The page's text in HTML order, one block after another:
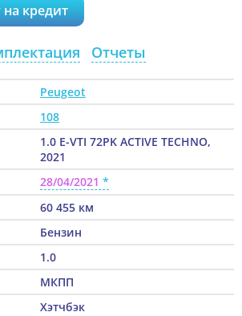
на кредит
Отчеты
Peugeot
108
1.0 E-VTI 72PK ACTIVE TECHNO,
2021
28/04/2021
60 455 км
Бензин
1.0
МКПП
Хэтчбэк